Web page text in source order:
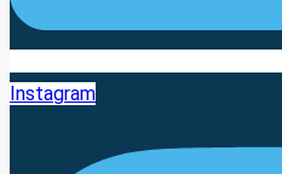
Instagram